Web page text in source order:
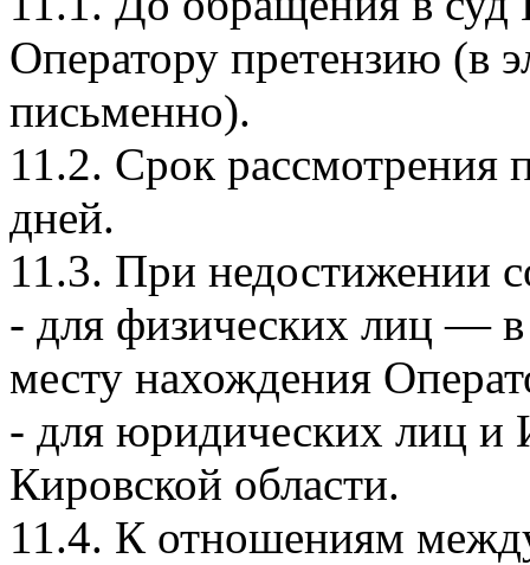
Оператору претензию (в
письменно).
11.2. Срок рассмотрения
дней.
11.3. При недостижении
- для физических лиц —
месту нахождения
- для юридических лиц
Кировской области.
11.4. К отношениям